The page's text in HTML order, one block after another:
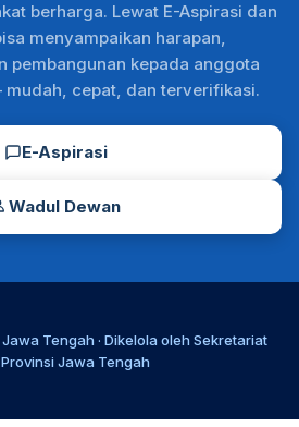
berharga. Lewat E-Aspirasi dan
menyampaikan harapan,
pembangunan kepada anggota
mudah, cepat, dan terverifikasi.
E-Aspirasi
Wadul Dewan
Jawa Tengah · Dikelola oleh Sekretariat
Provinsi Jawa Tengah